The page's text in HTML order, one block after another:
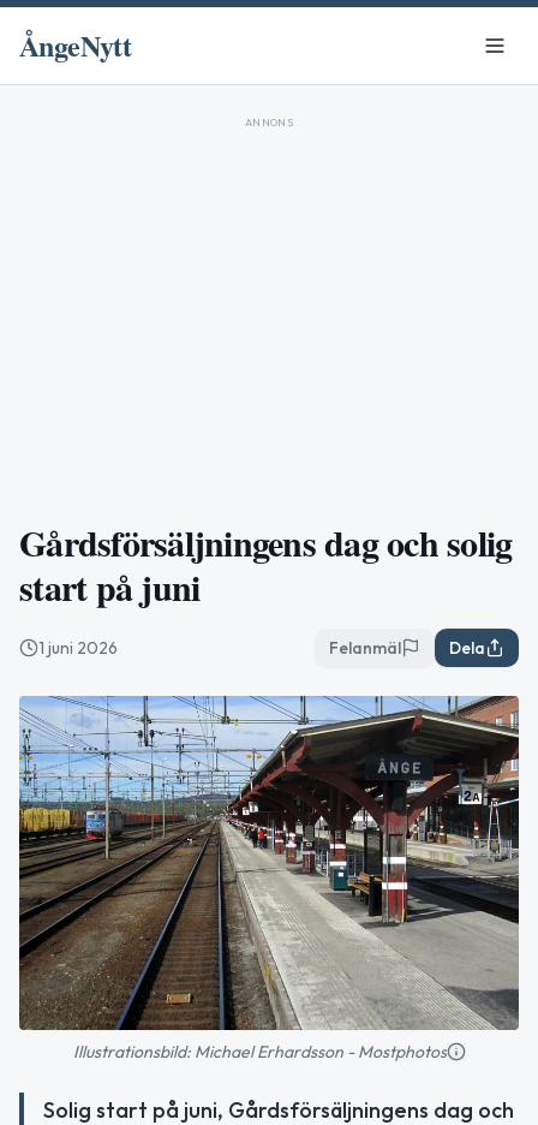
ÅngeNytt
ANNONS
Gårdsförsäljningens dag och solig
start på juni
1 juni 2026 Felanmäl Dela
Illustrationsbild: Michael Erhardsson - Mostphotos
Solig start på juni, Gårdsförsäljningens dag och